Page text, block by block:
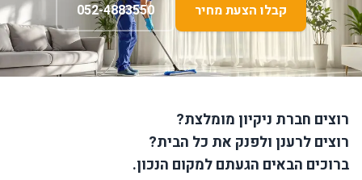
קבלו הצעת מחיר 052-4883550
רוצים חברת ניקיון מומלצת?
רוצים לרענן ולפנק את כל הבית?
ברוכים הבאים הגעתם למקום הנכון.